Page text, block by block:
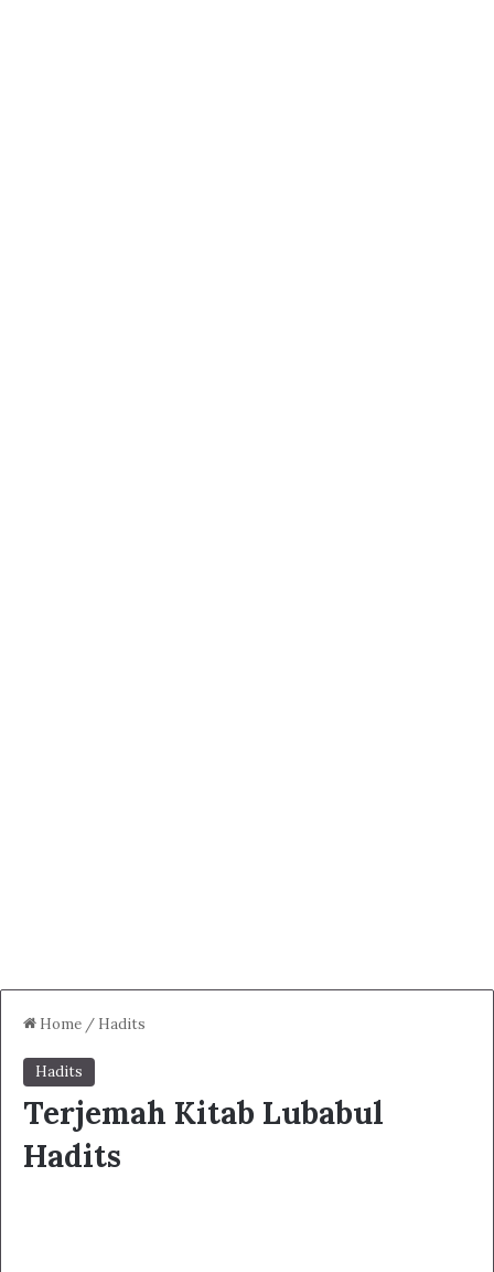
Home / Hadits
Hadits
Terjemah Kitab Lubabul
Hadits